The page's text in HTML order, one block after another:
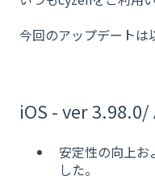
今回のアップデートは
iOS - ver
安定性の向上お
した。